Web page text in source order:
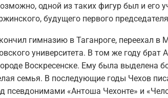
одной из таких фигур был и его
будущего первого
гимназию в Таганроге, переехал в
университета. В том же году брат
Воскресенске. Ему была выделена
семья. В последующие годы Чехов
псевдонимами «Антоша Чехонте» и